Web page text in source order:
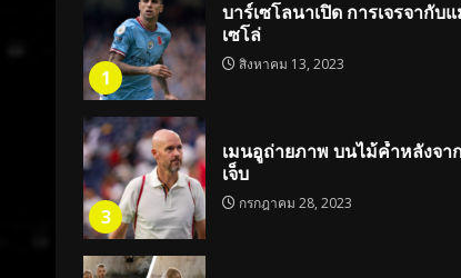
1
บาร์เซโลนาเปิด การเจรจากั
เซโล่
สิงหาคม 13, 2023
3
เมนอูถ่ายภาพ บนไม้ค้ำหลังจา
เจ็บ
กรกฎาคม 28, 2023